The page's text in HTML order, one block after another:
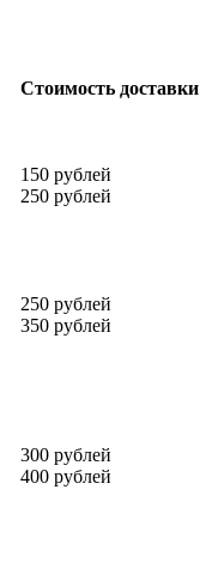
Стоимость доставки
150 рублей
250 рублей
250 рублей
350 рублей
300 рублей
400 рублей